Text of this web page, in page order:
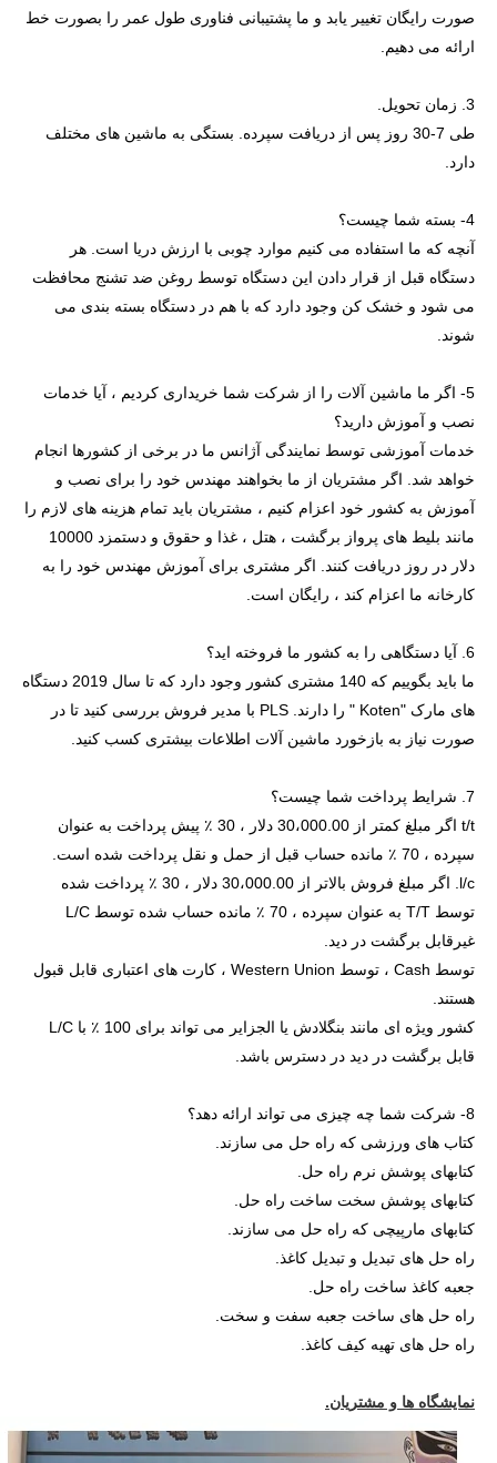
صورت رایگان تغییر یابد و ما پشتیبانی فناوری طول عمر را بصورت خط
ارائه می دهیم.
3. زمان تحویل.
طی 7-30 روز پس از دریافت سپرده. بستگی به ماشین های مختلف
دارد.
4- بسته شما چیست؟
آنچه که ما استفاده می کنیم موارد چوبی با ارزش دریا است. هر
دستگاه قبل از قرار دادن این دستگاه توسط روغن ضد تشنج محافظت
می شود و خشک کن وجود دارد که با هم در دستگاه بسته بندی می
شوند.
5- اگر ما ماشین آلات را از شرکت شما خریداری کردیم ، آیا خدمات
نصب و آموزش دارید؟
خدمات آموزشی توسط نمایندگی آژانس ما در برخی از کشورها انجام
خواهد شد. اگر مشتریان از ما بخواهند مهندس خود را برای نصب و
آموزش به کشور خود اعزام کنیم ، مشتریان باید تمام هزینه های لازم را
مانند بلیط های پرواز برگشت ، هتل ، غذا و حقوق و دستمزد 10000
دلار در روز دریافت کنند. اگر مشتری برای آموزش مهندس خود را به
کارخانه ما اعزام کند ، رایگان است.
6. آیا دستگاهی را به کشور ما فروخته اید؟
ما باید بگوییم که 140 مشتری کشور وجود دارد که تا سال 2019 دستگاه
های مارک "Koten " را دارند. PLS با مدیر فروش بررسی کنید تا در
صورت نیاز به بازخورد ماشین آلات اطلاعات بیشتری کسب کنید.
7. شرایط پرداخت شما چیست؟
t/t اگر مبلغ کمتر از 30،000.00 دلار ، 30 ٪ پیش پرداخت به عنوان
سپرده ، 70 ٪ مانده حساب قبل از حمل و نقل پرداخت شده است.
l/c. اگر مبلغ فروش بالاتر از 30،000.00 دلار ، 30 ٪ پرداخت شده
توسط T/T به عنوان سپرده ، 70 ٪ مانده حساب شده توسط L/C
غیرقابل برگشت در دید.
توسط Cash ، توسط Western Union ، کارت های اعتباری قابل قبول
هستند.
کشور ویژه ای مانند بنگلادش یا الجزایر می تواند برای 100 ٪ با L/C
قابل برگشت در دید در دسترس باشد.
8- شرکت شما چه چیزی می تواند ارائه دهد؟
کتاب های ورزشی که راه حل می سازند.
کتابهای پوشش نرم راه حل.
کتابهای پوشش سخت ساخت راه حل.
کتابهای مارپیچی که راه حل می سازند.
راه حل های تبدیل و تبدیل کاغذ.
جعبه کاغذ ساخت راه حل.
راه حل های ساخت جعبه سفت و سخت.
راه حل های تهیه کیف کاغذ.
نمایشگاه ها و مشتریان.